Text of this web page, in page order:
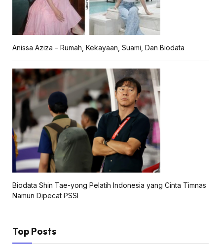
Anissa Aziza – Rumah, Kekayaan, Suami, Dan Biodata
Biodata Shin Tae-yong Pelatih Indonesia yang Cinta Timnas
Namun Dipecat PSSI
Top Posts